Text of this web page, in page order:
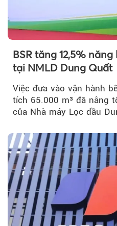
BSR tăng 12,5%
tại NMLD Dung Quất
Việc đưa vào vận hành
tích 65.000 m³ đã nâng
của Nhà máy Lọc dầu